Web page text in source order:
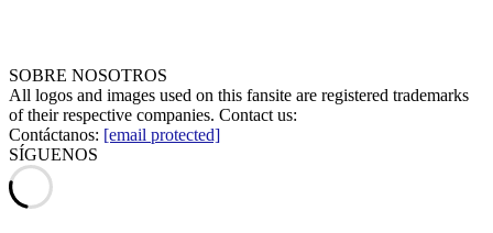
SOBRE NOSOTROS
All logos and images used on this fansite are registered trademarks
of their respective companies. Contact us:
Contáctanos: [email protected]
SÍGUENOS